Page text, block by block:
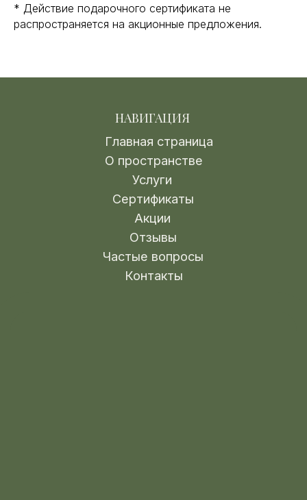
* Действие подарочного сертификата не
распространяется на акционные предложения.
ОМСК, БУЛГАКОВА 3
+7 (995) 885-35-64
Отзывы
Частые вопросы